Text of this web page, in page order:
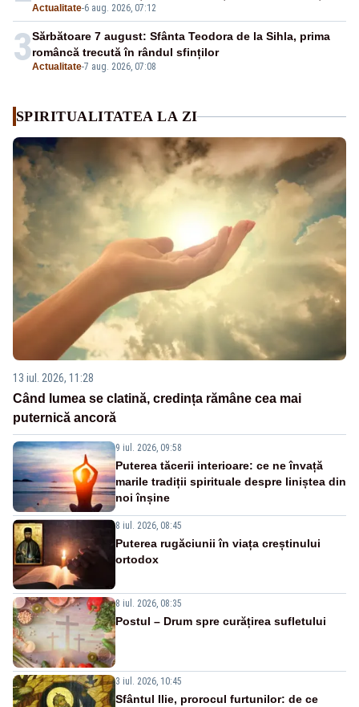
Actualitate-6 aug. 2026, 07:12
3Actualitate-7 aug. 2026, 07:08
Sărbătoare 7 august: Sfânta Teodora de la Sihla, prima
româncă trecută în rândul sfinților
SPIRITUALITATEA LA ZI
13 iul. 2026, 11:28
Când lumea se clatină, credința rămâne cea mai
puternică ancoră
9 iul. 2026, 09:58
Puterea tăcerii interioare: ce ne învață
marile tradiții spirituale despre liniștea din
noi înșine
8 iul. 2026, 08:45
Puterea rugăciunii în viața creștinului
ortodox
8 iul. 2026, 08:35
Postul – Drum spre curățirea sufletului
3 iul. 2026, 10:45
Sfântul Ilie, prorocul furtunilor: de ce